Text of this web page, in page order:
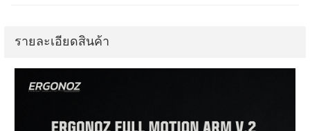
รายละเอียดสินค้า